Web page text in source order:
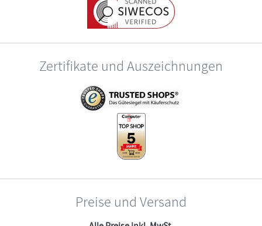
Zertifikate und Auszeichnungen
Preise und Versand